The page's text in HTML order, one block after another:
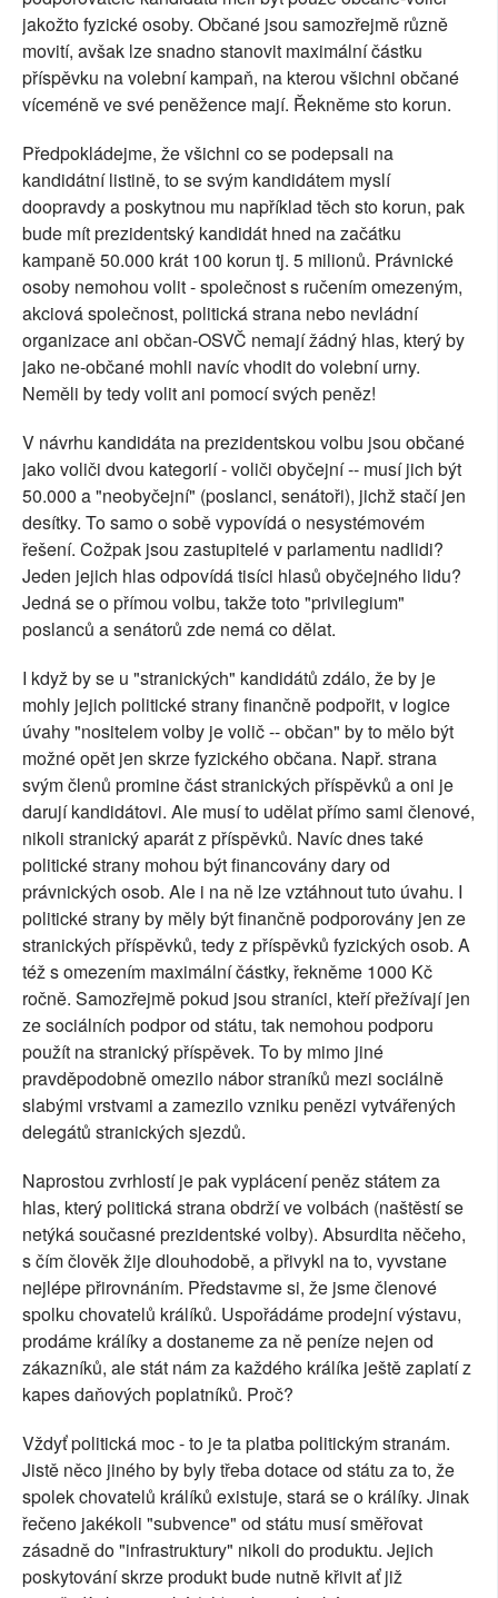
jakožto fyzické osoby. Občané jsou samozřejmě různě
movití, avšak lze snadno stanovit maximální částku
příspěvku na volební kampaň, na kterou všichni občané
víceméně ve své peněžence mají. Řekněme sto korun.
Předpokládejme, že všichni co se podepsali na
kandidátní listině, to se svým kandidátem myslí
doopravdy a poskytnou mu například těch sto korun, pak
bude mít prezidentský kandidát hned na začátku
kampaně 50.000 krát 100 korun tj. 5 milionů. Právnické
osoby nemohou volit - společnost s ručením omezeným,
akciová společnost, politická strana nebo nevládní
organizace ani občan-OSVČ nemají žádný hlas, který by
jako ne-občané mohli navíc vhodit do volební urny.
Neměli by tedy volit ani pomocí svých peněz!
V návrhu kandidáta na prezidentskou volbu jsou občané
jako voliči dvou kategorií - voliči obyčejní -- musí jich být
50.000 a "neobyčejní" (poslanci, senátoři), jichž stačí jen
desítky. To samo o sobě vypovídá o nesystémovém
řešení. Cožpak jsou zastupitelé v parlamentu nadlidi?
Jeden jejich hlas odpovídá tisíci hlasů obyčejného lidu?
Jedná se o přímou volbu, takže toto "privilegium"
poslanců a senátorů zde nemá co dělat.
I když by se u "stranických" kandidátů zdálo, že by je
mohly jejich politické strany finančně podpořit, v logice
úvahy "nositelem volby je volič -- občan" by to mělo být
možné opět jen skrze fyzického občana. Např. strana
svým členů promine část stranických příspěvků a oni je
darují kandidátovi. Ale musí to udělat přímo sami členové,
nikoli stranický aparát z příspěvků. Navíc dnes také
politické strany mohou být financovány dary od
právnických osob. Ale i na ně lze vztáhnout tuto úvahu. I
politické strany by měly být finančně podporovány jen ze
stranických příspěvků, tedy z příspěvků fyzických osob. A
též s omezením maximální částky, řekněme 1000 Kč
ročně. Samozřejmě pokud jsou straníci, kteří přežívají jen
ze sociálních podpor od státu, tak nemohou podporu
použít na stranický příspěvek. To by mimo jiné
pravděpodobně omezilo nábor straníků mezi sociálně
slabými vrstvami a zamezilo vzniku penězi vytvářených
delegátů stranických sjezdů.
Naprostou zvrhlostí je pak vyplácení peněz státem za
hlas, který politická strana obdrží ve volbách (naštěstí se
netýká současné prezidentské volby). Absurdita něčeho,
s čím člověk žije dlouhodobě, a přivykl na to, vyvstane
nejlépe přirovnáním. Představme si, že jsme členové
spolku chovatelů králíků. Uspořádáme prodejní výstavu,
prodáme králíky a dostaneme za ně peníze nejen od
zákazníků, ale stát nám za každého králíka ještě zaplatí z
kapes daňových poplatníků. Proč?
Vždyť politická moc - to je ta platba politickým stranám.
Jistě něco jiného by byly třeba dotace od státu za to, že
spolek chovatelů králíků existuje, stará se o králíky. Jinak
řečeno jakékoli "subvence" od státu musí směřovat
zásadně do "infrastruktury" nikoli do produktu. Jejich
poskytování skrze produkt bude nutně křivit ať již